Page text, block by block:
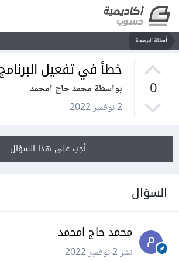
أسئلة البرمجة
0
خطأ في تفعيل البرنامج
بواسطة محمد حاج امحمد
2 نوفمبر 2022
أجب على هذا السؤال
السؤال
محمد حاج امحمد
نشر2 نوفمبر 2022